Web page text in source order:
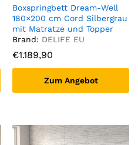
Boxspringbett Dream-Well
180×200 cm Cord Silbergrau
mit Matratze und Topper
Brand: DELIFE EU
€1.189,90
Zum Angebot